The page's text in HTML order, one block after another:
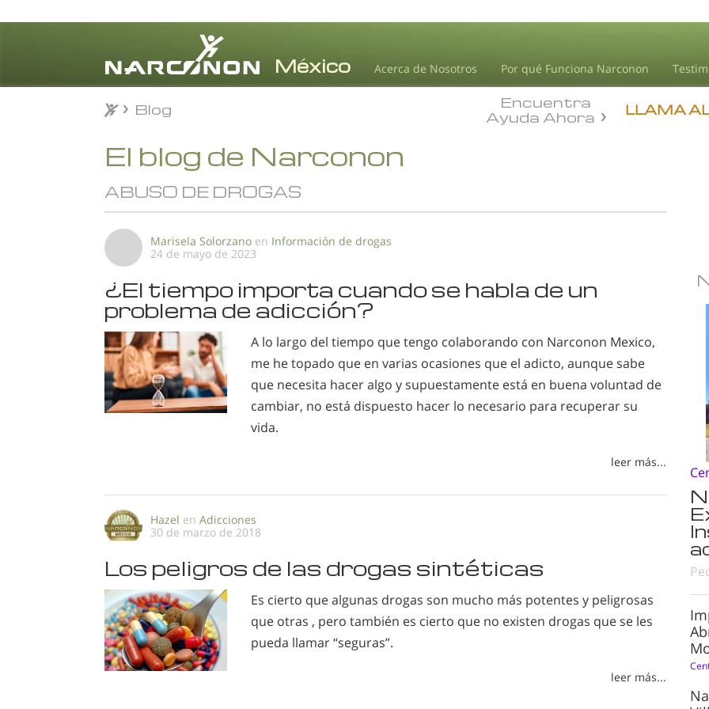
Acerca de Nosotros Por qué Funciona Narconon
LLAMA
Encuentra
Ayuda Ahora
Blog
El blog de Narconon
ABUSO DE DROGAS
Marisela Solorzano en Información de drogas
24 de mayo de 2023
¿El tiempo importa cuando se habla de un
problema de adicción?
A lo largo del tiempo que tengo colaborando con Narconon Mexico,
me he topado que en varias ocasiones que el adicto, aunque sabe
que necesita hacer algo y supuestamente está en buena voluntad de
cambiar, no está dispuesto hacer lo necesario para recuperar su
vida.
leer más...
Hazel en Adicciones
30 de marzo de 2018
Los peligros de las drogas sintéticas
Es cierto que algunas drogas son mucho más potentes y peligrosas
que otras , pero también es cierto que no existen drogas que se les
pueda llamar “seguras”.
leer más...
Blog